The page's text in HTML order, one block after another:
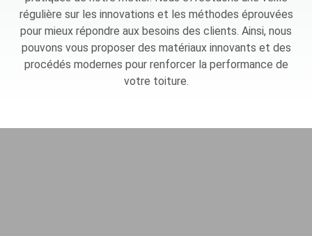
régulière sur les innovations et les méthodes éprouvées
pour mieux répondre aux besoins des clients. Ainsi, nous
pouvons vous proposer des matériaux innovants et des
procédés modernes pour renforcer la performance de
votre toiture.